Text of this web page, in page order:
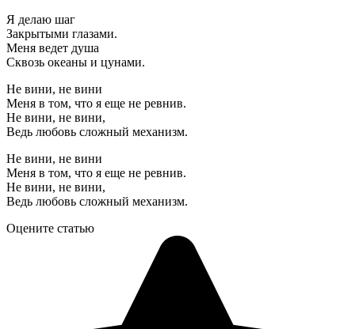
Я делаю шаг
Закрытыми глазами.
Меня ведет душа
Сквозь океаны и цунами.
Не вини, не вини
Меня в том, что я еще не ревнив.
Не вини, не вини,
Ведь любовь сложный механизм.
Не вини, не вини
Меня в том, что я еще не ревнив.
Не вини, не вини,
Ведь любовь сложный механизм.
Оцените статью